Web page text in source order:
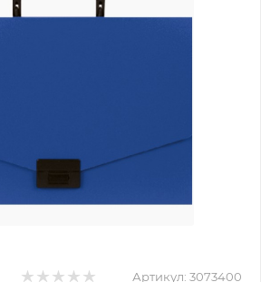
Артикул: 3073400